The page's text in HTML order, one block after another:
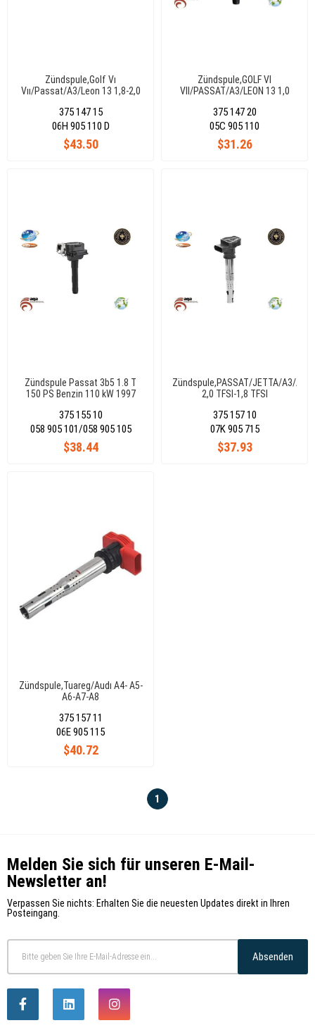
Zündspule,Golf Vı
Vıı/Passat/A3/Leon 13 1,8-2,0
375 147 15
$43.50
06H 905 110 D
Zündspule,GOLF VI
VII/PASSAT/A3/LEON 13 1,0
375 147 20
$31.26
05C 905 110
Zündspule Passat 3b5 1.8 T
150 PS Benzin 110 kW 1997
375 155 10
$38.44
058 905 101/058 905 105
Zündspule,PASSAT/JETTA/A3/A4/
2,0 TFSI-1,8 TFSI
375 157 10
$37.93
07K 905 715
Zündspule,Tuareg/Audı A4- A5-
A6-A7-A8
375 157 11
$40.72
06E 905 115
1
Melden Sie sich für unseren E-Mail-
Newsletter an!
Verpassen Sie nichts: Erhalten Sie die neuesten Updates direkt in Ihren
Posteingang.
Absenden